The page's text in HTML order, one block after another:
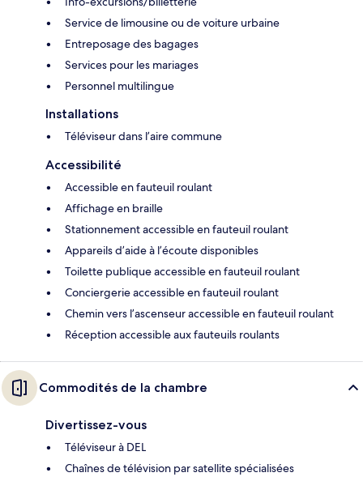
Service de limousine ou de voiture urbaine
Entreposage des bagages
Services pour les mariages
Personnel multilingue
Installations
Téléviseur dans l’aire commune
Accessibilité
Accessible en fauteuil roulant
Affichage en braille
Stationnement accessible en fauteuil roulant
Appareils d’aide à l’écoute disponibles
Toilette publique accessible en fauteuil roulant
Conciergerie accessible en fauteuil roulant
Chemin vers l’ascenseur accessible en fauteuil roulant
Réception accessible aux fauteuils roulants
Commodités de la chambre
Divertissez-vous
Téléviseur à DEL
Chaînes de télévision par satellite spécialisées